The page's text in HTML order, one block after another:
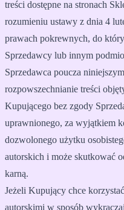
treści dostępne na stronach
rozumieniu ustawy z dnia 4
prawach pokrewnych, do
Sprzedawcy lub innym
Sprzedawca poucza
rozpowszechnianie treści
Kupującego bez zgody
uprawnionego, za wyjątkiem
dozwolonego użytku
autorskich i może skutkować
karną.
Jeżeli Kupujący chce
autorskimi w sposób